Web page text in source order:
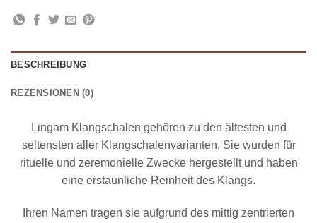
BESCHREIBUNG
REZENSIONEN (0)
Lingam Klangschalen gehören zu den ältesten und
seltensten aller Klangschalenvarianten. Sie wurden für
rituelle und zeremonielle Zwecke hergestellt und haben
eine erstaunliche Reinheit des Klangs.
Ihren Namen tragen sie aufgrund des mittig zentrierten